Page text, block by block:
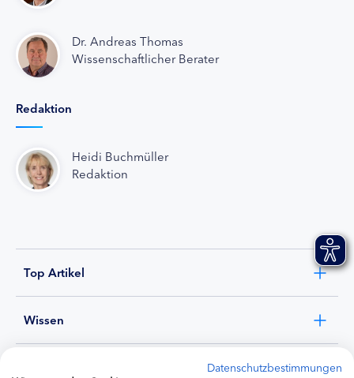
Dr. Andreas Thomas
Wissenschaftlicher Berater
Redaktion
Heidi Buchmüller
Redaktion
Top Artikel
Wissen
Datenschutzbestimmungen